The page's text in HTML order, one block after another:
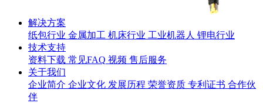
解决方案
纸包行业 金属加工 机床行业 工业机器人 锂电行业
技术支持
资料下载 常见FAQ 视频 售后服务
关于我们
企业简介 企业文化 发展历程 荣誉资质 专利证书 合作伙
伴